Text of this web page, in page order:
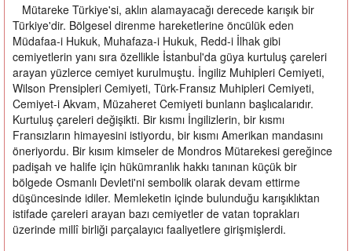
Mütareke Türkiye'si, aklın alamayacağı derecede karışık bir
Türkiye'dir. Bölgesel direnme hareketlerine öncülük eden
Müdafaa-i Hukuk, Muhafaza-i Hukuk, Redd-i İlhak gibi
cemiyetlerin yanı sıra özellikle İstanbul'da güya kurtuluş çareleri
arayan yüzlerce cemiyet kurulmuştu. İngiliz Muhipleri Cemiyeti,
Wilson Prensipleri Cemiyeti, Türk-Fransız Muhipleri Cemiyeti,
Cemiyet-i Akvam, Müzaheret Cemiyeti bunlann başlıcalarıdır.
Kurtuluş çareleri değişikti. Bir kısmı İngilizlerin, bir kısmı
Fransızların himayesini istiyordu, bir kısmı Amerikan mandasını
öneriyordu. Bir kısım kimseler de Mondros Mütarekesi gereğince
padişah ve halife için hükümranlık hakkı tanınan küçük bir
bölgede Osmanlı Devleti'ni sembolik olarak devam ettirme
düşüncesinde idiler. Memleketin içinde bulunduğu karışıklıktan
istifade çareleri arayan bazı cemiyetler de vatan toprakları
üzerinde millî birliği parçalayıcı faaliyetlere girişmişlerdi.